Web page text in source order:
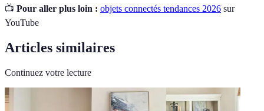
📺 Pour aller plus loin : objets connectés tendances 2026 sur
YouTube
Articles similaires
Continuez votre lecture